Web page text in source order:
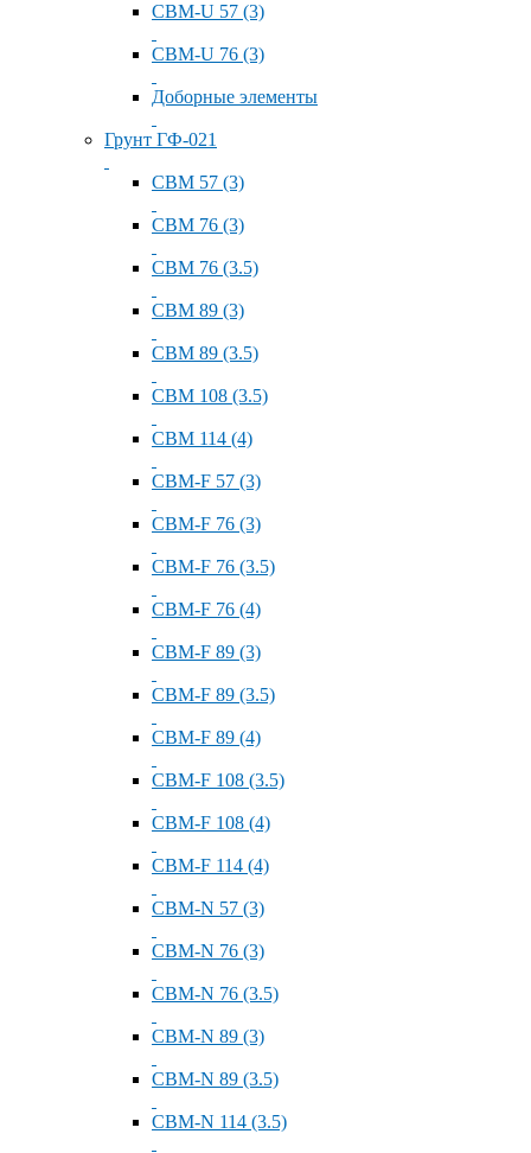
СВМ-U 57 (3)
СВМ-U 76 (3)
Доборные элементы
Грунт ГФ-021
СВМ 57 (3)
СВМ 76 (3)
СВМ 76 (3.5)
СВМ 89 (3)
СВМ 89 (3.5)
СВМ 108 (3.5)
СВМ 114 (4)
СВМ-F 57 (3)
СВМ-F 76 (3)
СВМ-F 76 (3.5)
СВМ-F 76 (4)
СВМ-F 89 (3)
СВМ-F 89 (3.5)
СВМ-F 89 (4)
СВМ-F 108 (3.5)
СВМ-F 108 (4)
СВМ-F 114 (4)
СВМ-N 57 (3)
СВМ-N 76 (3)
СВМ-N 76 (3.5)
СВМ-N 89 (3)
СВМ-N 89 (3.5)
СВМ-N 114 (3.5)